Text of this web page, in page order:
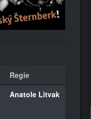
Regie
Anatole Litvak